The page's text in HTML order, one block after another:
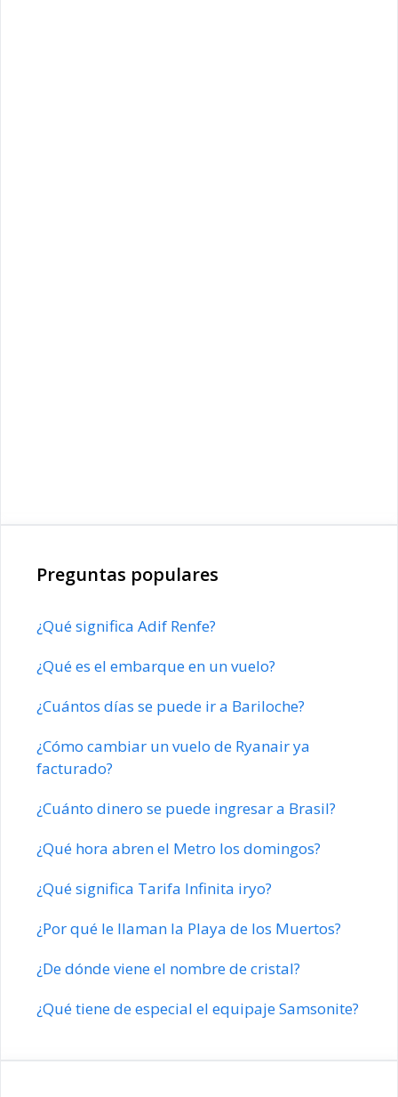
Preguntas populares
¿Qué significa Adif Renfe?
¿Qué es el embarque en un vuelo?
¿Cuántos días se puede ir a Bariloche?
¿Cómo cambiar un vuelo de Ryanair ya
facturado?
¿Cuánto dinero se puede ingresar a Brasil?
¿Qué hora abren el Metro los domingos?
¿Qué significa Tarifa Infinita iryo?
¿Por qué le llaman la Playa de los Muertos?
¿De dónde viene el nombre de cristal?
¿Qué tiene de especial el equipaje Samsonite?